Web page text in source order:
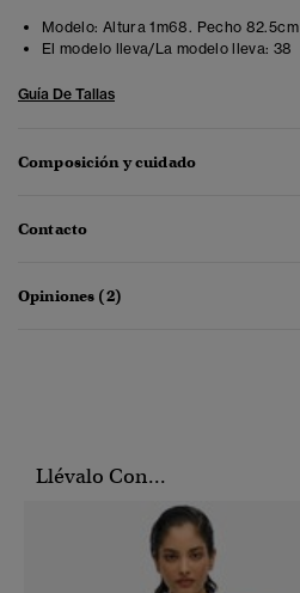
Modelo: Altura 1m68. Pecho 82.5cm
El modelo lleva/La modelo lleva: 38
Guía De Tallas
Composición y cuidado
Contacto
Opiniones (2)
Llévalo Con...